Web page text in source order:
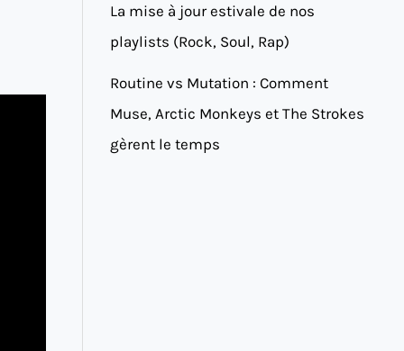
La mise à jour estivale de nos
playlists (Rock, Soul, Rap)
Routine vs Mutation : Comment
Muse, Arctic Monkeys et The Strokes
gèrent le temps